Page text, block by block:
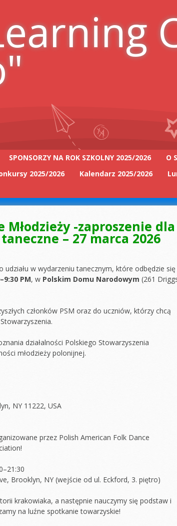
SPONSORZY NA ROK SZKOLNY 2025/2026
O
2025/2026 Kalendarz 2025/2026
Młodzieży -zaproszenie dla
– 27 marca 2026
udziału w wydarzeniu tanecznym, które odbędzie się
PM, w Polskim Domu Narodowym (261
członków PSM oraz do uczniów, którzy chcą
działalności Polskiego Stowarzyszenia
młodzieży polonijnej.
NY 11222, USA
przez Polish American Folk Dance
Brooklyn, NY (wejście od ul. Eckford, 3. piętro)
krakowiaka, a następnie nauczymy się podstaw i
na luźne spotkanie towarzyskie!